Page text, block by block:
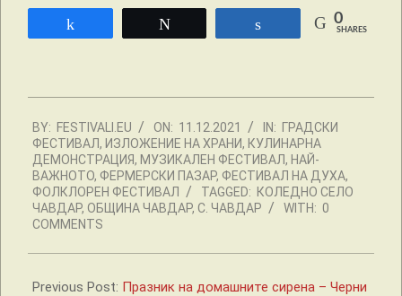
0
SHARES
12-
11
BY: FESTIVALI.EU ON: 11.12.2021 IN: ГРАДСКИ
ФЕСТИВАЛ, ИЗЛОЖЕНИЕ НА ХРАНИ, КУЛИНАРНА
ДЕМОНСТРАЦИЯ, МУЗИКАЛЕН ФЕСТИВАЛ, НАЙ-
ВАЖНОТО, ФЕРМЕРСКИ ПАЗАР, ФЕСТИВАЛ НА ДУХА,
ФОЛКЛОРЕН ФЕСТИВАЛ
TAGGED: КОЛЕДНО СЕЛО
ЧАВДАР, ОБЩИНА ЧАВДАР, С. ЧАВДАР WITH: 0
COMMENTS
Previous Post: Празник на домашните сирена – Черни